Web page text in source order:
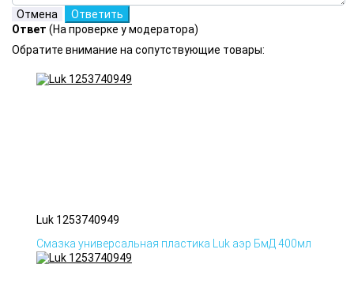
Ответ (На проверке у модератора)
Обратите внимание на сопутствующие товары:
Luk 1253740949
Смазка универсальная пластика Luk аэр БмД 400мл